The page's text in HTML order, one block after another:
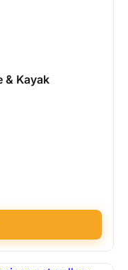
& Kayak